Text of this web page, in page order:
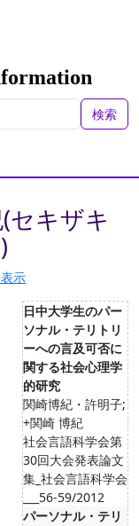
検索
セキザキ
示
日中大学生のパー
ソナル・テリトリ
ーへの言及可否に
関する社会心理学
的研究
関崎博紀・許明子;
+関崎 博紀
社会言語科学会第
30回大会発表論文
集_社会言語科学会
___56-59/2012
パーソナル・テリ